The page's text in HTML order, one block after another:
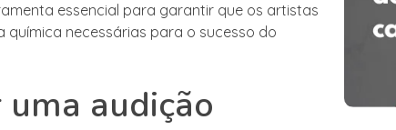
essencial para garantir que os artistas
química necessárias para o sucesso do
audição